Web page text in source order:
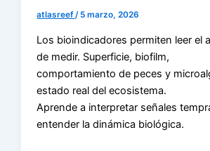
atlasreef/ 5 marzo, 2026
Los bioindicadores permiten leer el
de medir. Superficie, biofilm,
comportamiento de peces y
estado real del ecosistema.
Aprende a interpretar señales
entender la dinámica biológica.